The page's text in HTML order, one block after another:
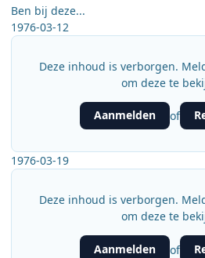
Ben bij deze...
1976-03-12
Deze inhoud is verborgen.
om deze te
Aanmelden of
1976-03-19
Deze inhoud is verborgen.
om deze te
Aanmelden of